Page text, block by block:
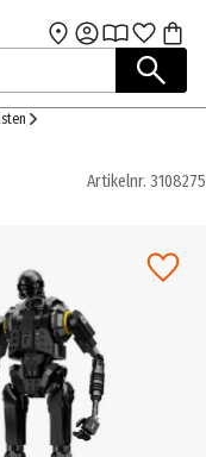
Artikelnr. 3108275